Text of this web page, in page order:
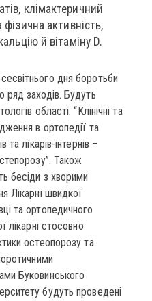
клімактеричний
активність,
й вітаміну D.
дня боротьби
ряд заходів. Будуть
області: “Клінічні та
в ортопедії та
та лікарів-інтернів –
Також
бесіди з хворими
Лікарні швидкої
та ортопедичного
лікарні стосовно
остеопорозу та
Буковинського
будуть проведені